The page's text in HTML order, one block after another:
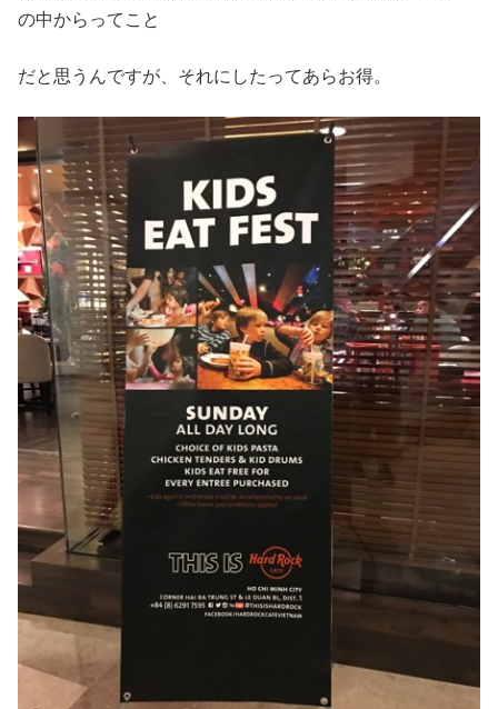
の中からってこと
だと思うんですが、それにしたってあらお得。